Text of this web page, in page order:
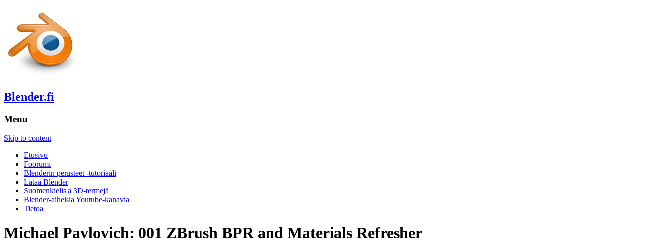
Blender.fi
Menu
Skip to content
Etusivu
Foorumi
Blenderin perusteet -tutoriaali
Lataa Blender
Suomenkielisiä 3D-termejä
Blender-aiheisia Youtube-kanavia
Tietoa
Michael Pavlovich: 001 ZBrush BPR and Materials Refresher